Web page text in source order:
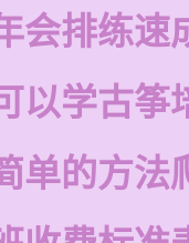
会排练速
以学古筝
单的方法